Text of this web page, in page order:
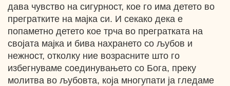
дава чувство на сигурност, кое го има детето во
прегратките на мајка си. И секако дека е
попаметно детето кое трча во прегратката на
својата мајка и бива нахрането со љубов и
нежност, отколку ние возрасните што го
избегнуваме соединувањето со Бога, преку
молитва во љубовта, која многупати ја гледаме